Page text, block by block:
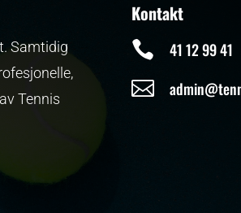
Samtidig
Tennis
Kontakt
 41 12 99 41
